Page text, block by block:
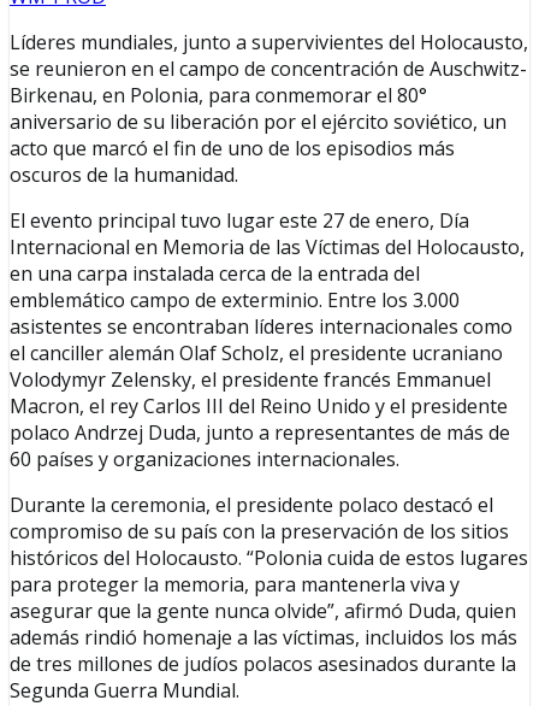
Líderes mundiales, junto a supervivientes del Holocausto,
se reunieron en el campo de concentración de Auschwitz-
Birkenau, en Polonia, para conmemorar el 80°
aniversario de su liberación por el ejército soviético, un
acto que marcó el fin de uno de los episodios más
oscuros de la humanidad.
El evento principal tuvo lugar este 27 de enero, Día
Internacional en Memoria de las Víctimas del Holocausto,
en una carpa instalada cerca de la entrada del
emblemático campo de exterminio. Entre los 3.000
asistentes se encontraban líderes internacionales como
el canciller alemán Olaf Scholz, el presidente ucraniano
Volodymyr Zelensky, el presidente francés Emmanuel
Macron, el rey Carlos III del Reino Unido y el presidente
polaco Andrzej Duda, junto a representantes de más de
60 países y organizaciones internacionales.
Durante la ceremonia, el presidente polaco destacó el
compromiso de su país con la preservación de los sitios
históricos del Holocausto. “Polonia cuida de estos lugares
para proteger la memoria, para mantenerla viva y
asegurar que la gente nunca olvide”, afirmó Duda, quien
además rindió homenaje a las víctimas, incluidos los más
de tres millones de judíos polacos asesinados durante la
Segunda Guerra Mundial.